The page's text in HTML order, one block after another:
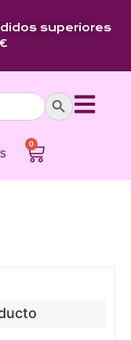
superiores
Botón de
0